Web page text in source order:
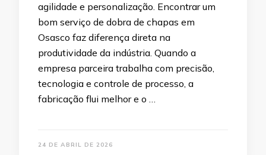
agilidade e personalização. Encontrar um
bom serviço de dobra de chapas em
Osasco faz diferença direta na
produtividade da indústria. Quando a
empresa parceira trabalha com precisão,
tecnologia e controle de processo, a
fabricação flui melhor e o …
24 DE ABRIL DE 2026